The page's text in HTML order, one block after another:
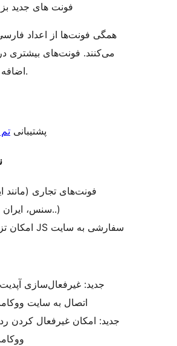
فونت های جدید
همگی فونت‌ها از اعداد
می‌کنند. فونت‌های بیشتری
اضافه خواهد شد.
پشتیبانی
فونت‌های تجاری (مانند
سنس، ایران بخ و..)
امکان تزریق JS سفارشی به سایت
جدید: غیرفعال‌سازی
اتصال به سایت
جدید: امکان غیرفعال کردن